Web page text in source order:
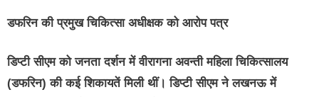
डफरिन की प्रमुख चिकित्सा अधीक्षक को आरोप पत्र
डिप्टी सीएम को जनता दर्शन में वीरागना अवन्ती महिला चिकित्सालय
(डफरिन) की कई शिकायतें मिली थीं। डिप्टी सीएम ने लखनऊ में